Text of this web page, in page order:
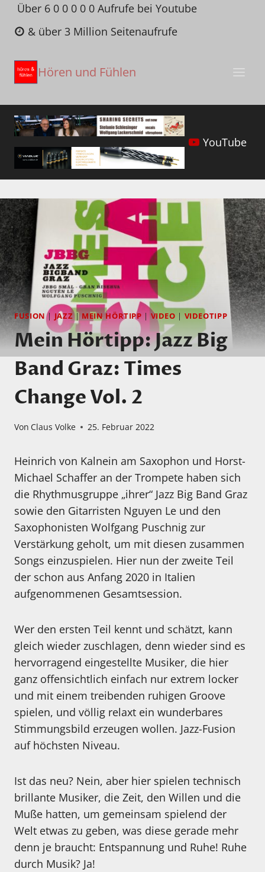
Zum
Inhalt
springen
Über 6 0 0 0 0 0 Aufrufe bei Youtube
& über 3 Million Seitenaufrufe
Hören und Fühlen
YouTube
FUSION| JAZZ| MEIN HÖRTIPP | VIDEO | VIDEOTIPP
Mein Hörtipp: Jazz Big
Band Graz: Times
Change Vol. 2
Von Claus Volke 25. Februar 2022
Heinrich von Kalnein am Saxophon und Horst-
Michael Schaffer an der Trompete haben sich
die Rhythmusgruppe „ihrer“ Jazz Big Band Graz
sowie den Gitarristen Nguyen Le und den
Saxophonisten Wolfgang Puschnig zur
Verstärkung geholt, um mit diesen zusammen
Songs einzuspielen. Hier nun der zweite Teil
der schon aus Anfang 2020 in Italien
aufgenommenen Gesamtsession.
Wer den ersten Teil kennt und schätzt, kann
gleich wieder zuschlagen, denn wieder sind es
hervorragend eingestellte Musiker, die hier
ganz offensichtlich einfach nur extrem locker
und mit einem treibenden ruhigen Groove
spielen, und völlig relaxt ein wunderbares
Stimmungsbild erzeugen wollen. Jazz-Fusion
auf höchsten Niveau.
Ist das neu? Nein, aber hier spielen technisch
brillante Musiker, die Zeit, den Willen und die
Muße hatten, um gemeinsam spielend der
Welt etwas zu geben, was diese gerade mehr
denn je braucht: Entspannung und Ruhe! Ruhe
durch Musik? Ja!